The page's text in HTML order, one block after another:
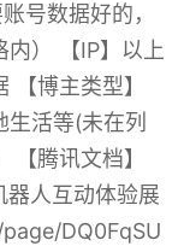
号数据好的，
） 【IP】以上
【博主类型】
活等(未在列
【腾讯文档】
器人互动体验展
DQ0FqSU